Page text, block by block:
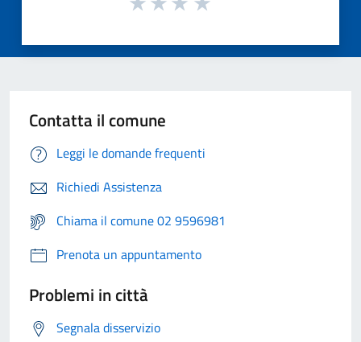
Contatta il comune
Leggi le domande frequenti
Richiedi Assistenza
Chiama il comune 02 9596981
Prenota un appuntamento
Problemi in città
Segnala disservizio